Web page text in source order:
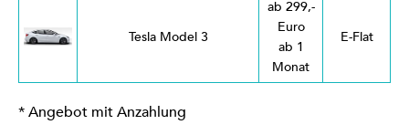
Tesla Model 3
ab 299,-
Euro
ab 1
Monat
E-Flat
* Angebot mit Anzahlung